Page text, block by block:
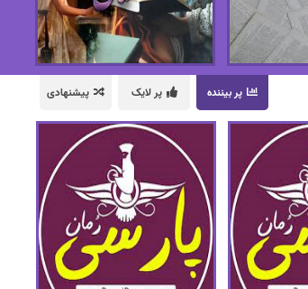
پر بیننده پر لایک پیشنهادی